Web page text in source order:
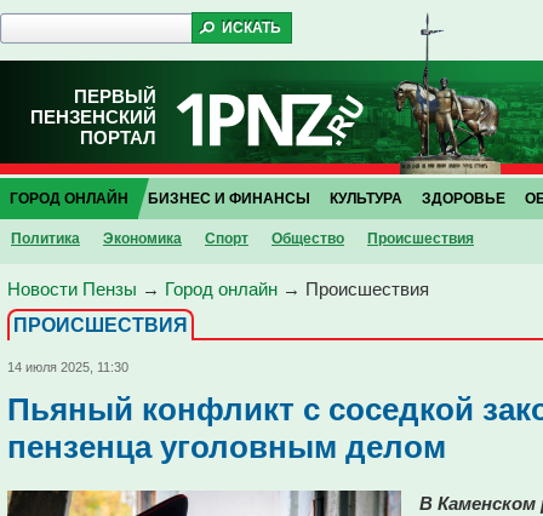
ПЕРВЫЙ
ПЕНЗЕНСКИЙ
ПОРТАЛ
ГОРОД ОНЛАЙН
Политика Экономика Спорт Общество Проиcшествия
БИЗНЕС И ФИНАНСЫ КУЛЬТУРА ЗДОРОВЬЕ
Новости Пензы → Город онлайн → Проиcшествия
ПРОИCШЕСТВИЯ
14 июля 2025, 11:30
Пьяный конфликт с соседкой
пензенца уголовным делом
В Каменском